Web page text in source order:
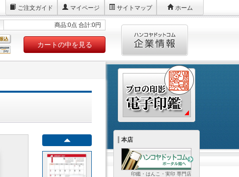
ご注文ガイド マイページ サイトマップ ホーム
商品:0点 合計:0円
カートの中を見る
本店
印鑑・はんこ・実印 専門店